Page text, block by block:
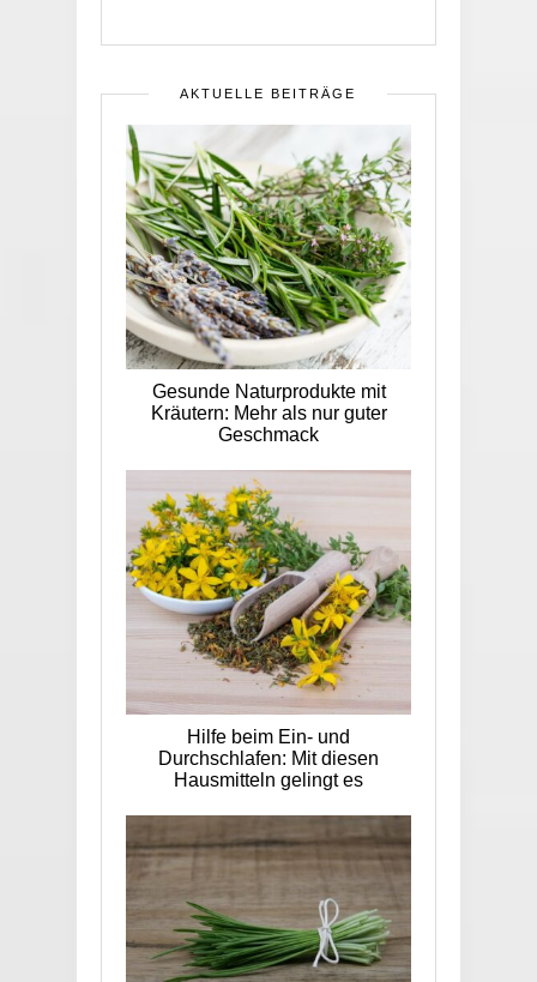
AKTUELLE BEITRÄGE
Gesunde Naturprodukte mit
Kräutern: Mehr als nur guter
Geschmack
Hilfe beim Ein- und
Durchschlafen: Mit diesen
Hausmitteln gelingt es